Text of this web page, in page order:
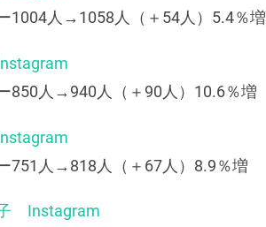
1004人→1058人（＋54人）5.4％増
850人→940人（＋90人）10.6％増
751人→818人（＋67人）8.9％増
Instagram